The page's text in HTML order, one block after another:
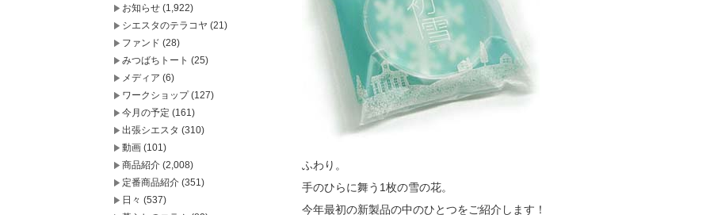
ふわり。
手のひらに舞う1枚の雪の花。
今年最初の新製品の中のひとつをご紹介します！
お知らせ (1,922)
シエスタのテラコヤ (21)
ファンド (28)
みつばちトート (25)
メディア (6)
ワークショップ(127)
今月の予定 (161)
出張シエスタ (310)
動画 (101)
商品紹介 (2,008)
定番商品紹介 (351)
日々 (537)